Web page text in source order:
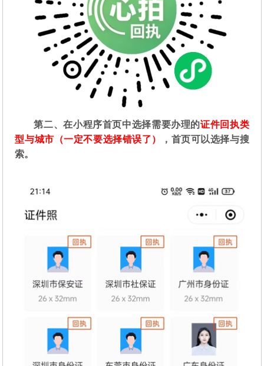
第二、在小程序首页中选择需要办理的证件回执类
型与城市（一定不要选择错误了）
，首页可以选择与搜
索。